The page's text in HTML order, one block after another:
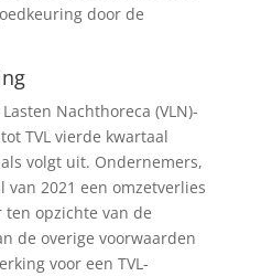
door de
Nachthoreca (VLN)-
TVL vierde kwartaal
volgt uit. Ondernemers,
2021 een omzetverlies
ten opzichte van de
de overige voorwaarden
voor een TVL-